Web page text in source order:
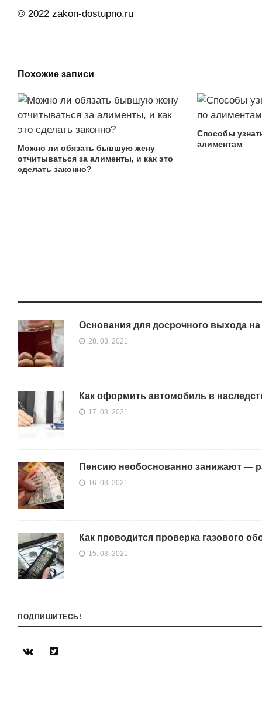
© 2022 zakon-dostupno.ru
Похожие записи
Можно ли обязать бывшую жену
отчитываться за алименты, и как это
сделать законно?
Способы
алиментам
Основания для досрочного выхода
28. 03. 2021
Как оформить автомобиль в
17. 03. 2021
Пенсию необоснованно занижают —
16. 03. 2021
Как проводится проверка газового
15. 03. 2021
ПОДПИШИТЕСЬ!